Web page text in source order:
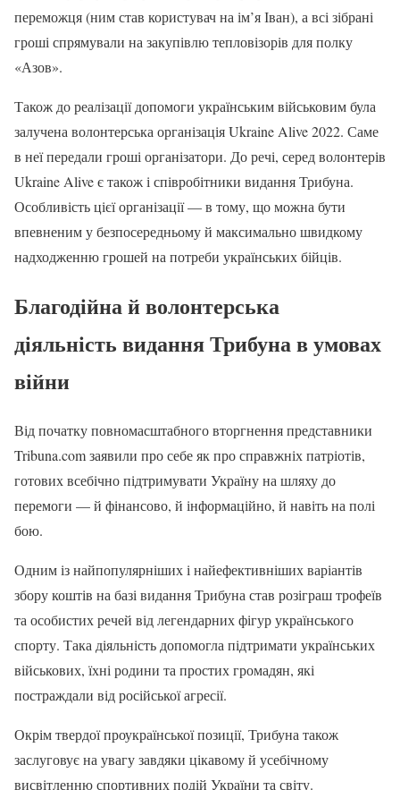
переможця (ним став користувач на ім’я Іван), а всі зібрані
гроші спрямували на закупівлю тепловізорів для полку
«Азов».
Також до реалізації допомоги українським військовим була
залучена волонтерська організація Ukraine Alive 2022. Саме
в неї передали гроші організатори. До речі, серед волонтерів
Ukraine Alive є також і співробітники видання Трибуна.
Особливість цієї організації — в тому, що можна бути
впевненим у безпосередньому й максимально швидкому
надходженню грошей на потреби українських бійців.
Благодійна й волонтерська
діяльність видання Трибуна в умовах
війни
Від початку повномасштабного вторгнення представники
Tribuna.com заявили про себе як про справжніх патріотів,
готових всебічно підтримувати Україну на шляху до
перемоги — й фінансово, й інформаційно, й навіть на полі
бою.
Одним із найпопулярніших і найефективніших варіантів
збору коштів на базі видання Трибуна став розіграш трофеїв
та особистих речей від легендарних фігур українського
спорту. Така діяльність допомогла підтримати українських
військових, їхні родини та простих громадян, які
постраждали від російської агресії.
Окрім твердої проукраїнської позиції, Трибуна також
заслуговує на увагу завдяки цікавому й усебічному
висвітленню спортивних подій України та світу.